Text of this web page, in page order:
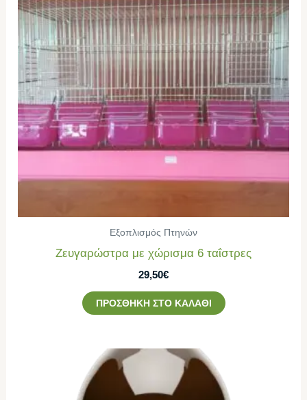
Εξοπλισμός Πτηνών
Ζευγαρώστρα με χώρισμα 6 ταΐστρες
29,50€
ΠΡΟΣΘΉΚΗ ΣΤΟ ΚΑΛΆΘΙ